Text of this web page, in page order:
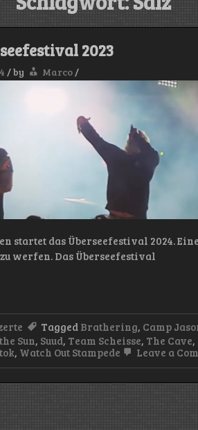
2023
/by Marco/
startet das Überseefestival 2024.
werfen. Das Überseefestival
Tagged Brathering, Camp
Sun, Suud, Team Scheisse, The Cave,
, Watch Out Stampede Leave a